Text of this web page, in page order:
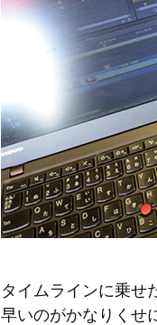
タイムラインに乗せ
早いのがかなりくせ